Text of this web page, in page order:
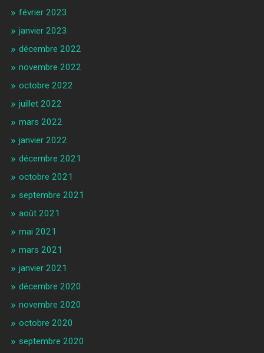
février 2023
janvier 2023
décembre 2022
novembre 2022
octobre 2022
juillet 2022
mars 2022
janvier 2022
décembre 2021
octobre 2021
septembre 2021
août 2021
mai 2021
mars 2021
janvier 2021
décembre 2020
novembre 2020
octobre 2020
septembre 2020